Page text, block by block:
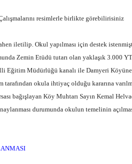
resimlerle birlikte görebilirisiniz
iletilip. Okul yapılması için destek
Zemin Etüdü tutarı olan yaklaşık
Eğitim Müdürlüğü kanalı ile Damyeri
okula ihtiyaç olduğu kararına
bağışlayan Köy Muhtarı Sayın Kemal
durumunda okulun temelinin